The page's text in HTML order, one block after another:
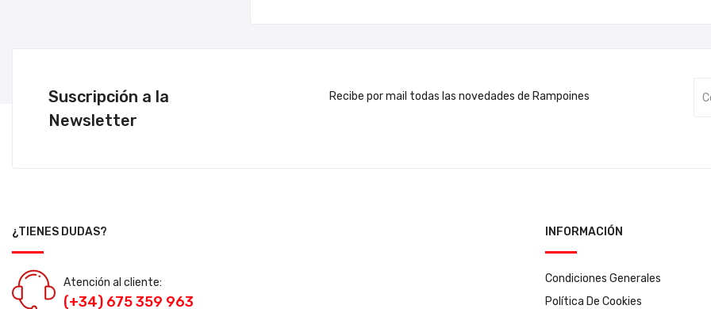
Suscripción a la
Newsletter
Recibe por mail todas las novedades de Rampoines
¿TIENES DUDAS?
Atención al cliente:
(+34) 675 359 963
INFORMACIÓN
Condiciones Generales
Política De Cookies